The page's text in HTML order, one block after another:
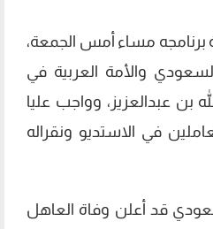
مساء أمس الجمعة،
والأمة العربية في
بن عبدالعزيز، وواجب عليا
في الاستديو ونقراله
قد أعلن وفاة العاهل